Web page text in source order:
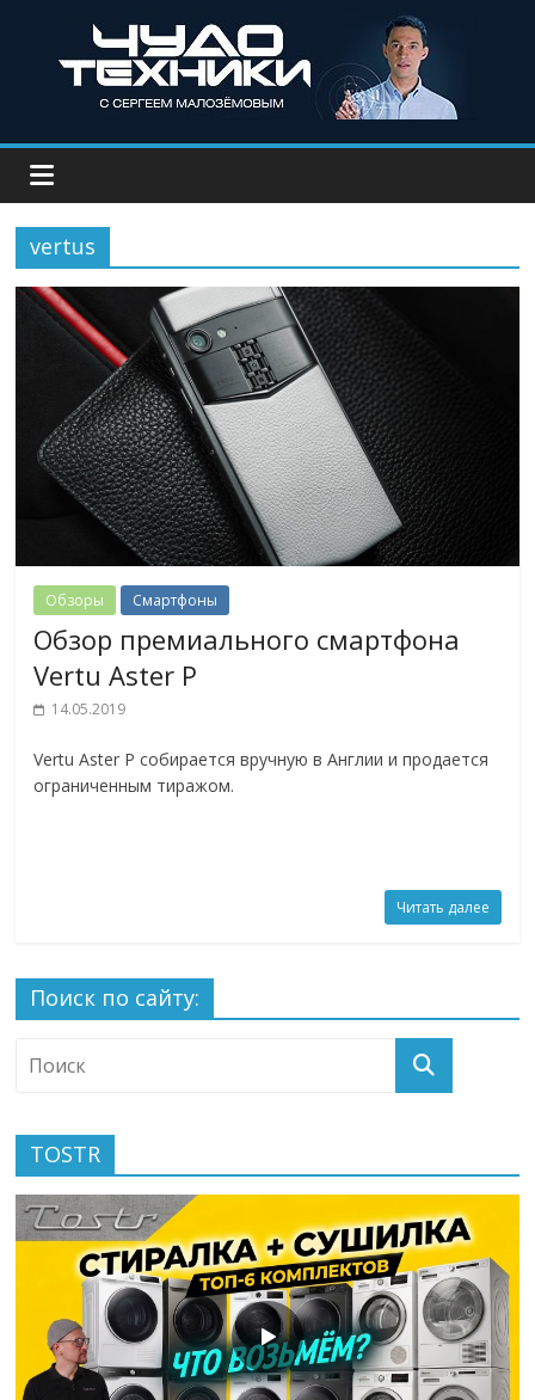
vertus
Обзоры Смартфоны
Обзор премиального смартфона
Vertu Aster P
14.05.2019
Vertu Aster P собирается вручную в Англии и продается
ограниченным тиражом.
Читать далее
Поиск по сайту:
TOSTR